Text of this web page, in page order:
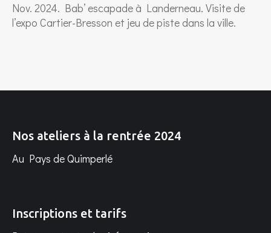
Nov. 2024. Bab’ escapade à Landerneau. Visite de
l’expo Cartier-Bresson et jeu de piste dans la ville.
Nos ateliers à la rentrée 2024
Au Pays de Quimperlé
Inscriptions et tarifs